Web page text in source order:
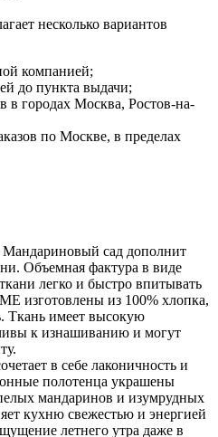
несколько вариантов
компанией;
до пункта выдачи;
в городах Москва, Ростов-на-
по Москве, в пределах
сад дополнит
Объемная фактура в виде
легко и быстро впитывать
изготовлены из 100% хлопка,
Ткань имеет высокую
к изнашиванию и могут
в себе лаконичность и
полотенца украшены
мандаринов и изумрудных
кухню свежестью и энергией
летнего утра даже в